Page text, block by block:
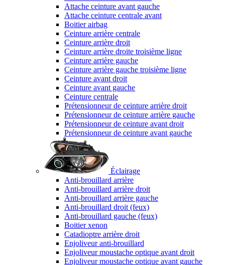
Attache ceinture avant gauche
Attache ceinture centrale avant
Boitier airbag
Ceinture arrière centrale
Ceinture arrière droit
Ceinture arrière droite troisième ligne
Ceinture arrière gauche
Ceinture arrière gauche troisième ligne
Ceinture avant droit
Ceinture avant gauche
Ceinture centrale
Prétensionneur de ceinture arrière droit
Prétensionneur de ceinture arrière gauche
Prétensionneur de ceinture avant droit
Prétensionneur de ceinture avant gauche
Éclairage
Anti-brouillard arrière
Anti-brouillard arrière droit
Anti-brouillard arrière gauche
Anti-brouillard droit (feux)
Anti-brouillard gauche (feux)
Boitier xenon
Catadioptre arrière droit
Enjoliveur anti-brouillard
Enjoliveur moustache optique avant droit
Enjoliveur moustache optique avant gauche